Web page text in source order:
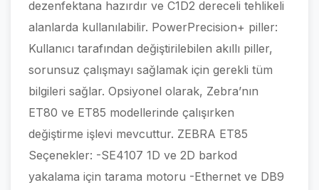
dezenfektana hazırdır ve C1D2 dereceli tehlikeli
alanlarda kullanılabilir. PowerPrecision+ piller:
Kullanıcı tarafından değiştirilebilen akıllı piller,
sorunsuz çalışmayı sağlamak için gerekli tüm
bilgileri sağlar. Opsiyonel olarak, Zebra’nın
ET80 ve ET85 modellerinde çalışırken
değiştirme işlevi mevcuttur. ZEBRA ET85
Seçenekler: -SE4107 1D ve 2D barkod
yakalama için tarama motoru -Ethernet ve DB9